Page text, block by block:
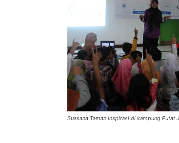
Suasana Taman Inspirasi di kampung